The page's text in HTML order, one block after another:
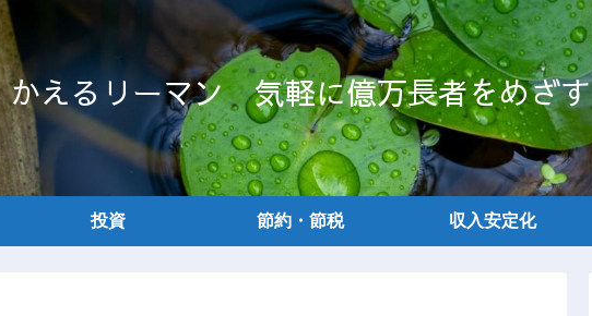
かえるリーマン 気軽に億万長者をめざす
投資 節約・節税 収入安定化